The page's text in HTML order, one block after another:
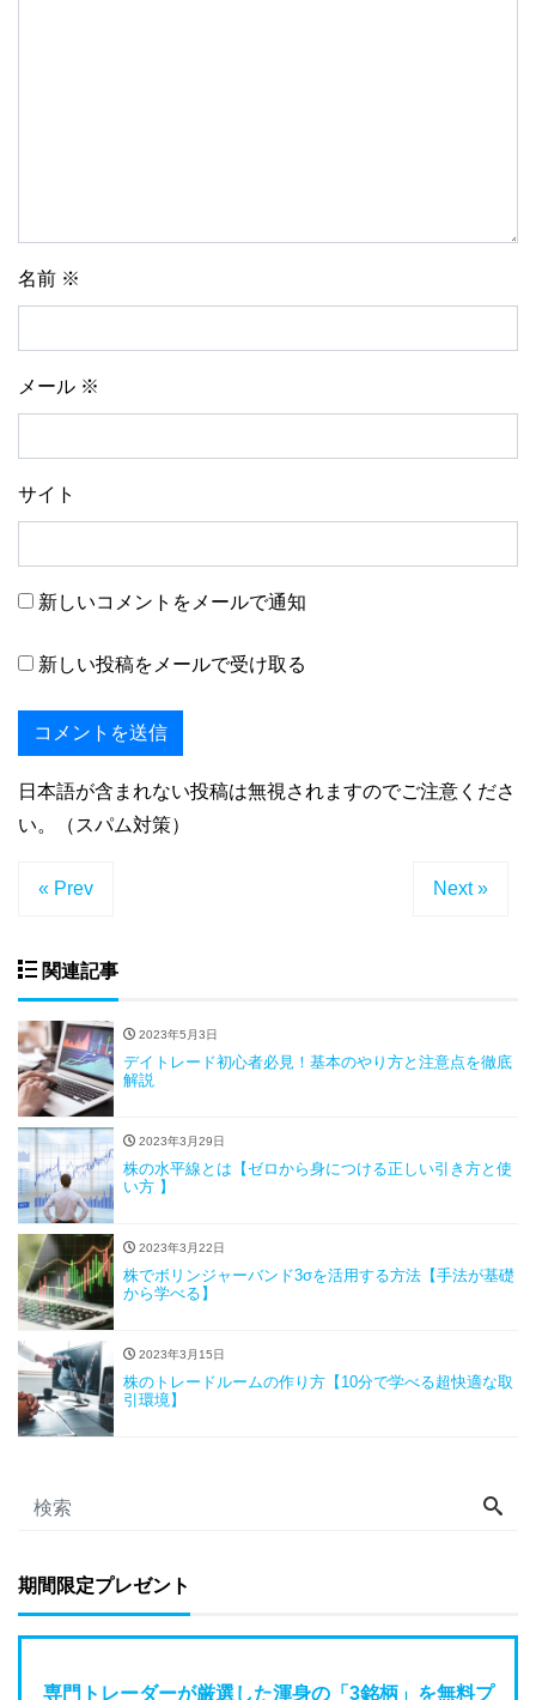
名前 ※
メール ※
サイト
新しいコメントをメールで通知
新しい投稿をメールで受け取る
日本語が含まれない投稿は無視されますのでご注意くださ
い。（スパム対策）
« Prev Next »
関連記事
2023年5月3日
デイトレード初心者必見！基本のやり方と注意点を徹底
解説
2023年3月29日
株の水平線とは【ゼロから身につける正しい引き方と使
い方 】
2023年3月22日
株でボリンジャーバンド3σを活用する方法【手法が基礎
から学べる】
2023年3月15日
株のトレードルームの作り方【10分で学べる超快適な取
引環境】
期間限定プレゼント
専門トレーダーが厳選した渾身の「3銘柄」を無料プ